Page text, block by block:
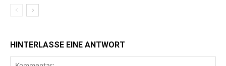
HINTERLASSE EINE ANTWORT